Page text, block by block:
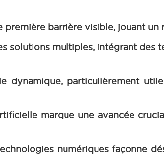
barrière visible, jouant un
solutions multiples, intégrant des
dynamique, particulièrement
marque une avancée
numériques façonne